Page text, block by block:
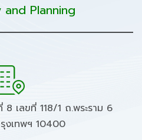
Planning
8 เลขที่ 118/1 ถ.พระราม 6
งเทพฯ 10400